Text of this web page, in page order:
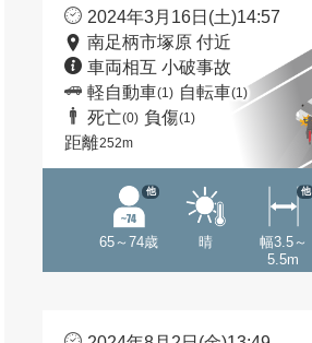
2024年3月16日(土)14:57
南足柄市塚原 付近
車両相互 小破事故
軽自動車(1) 自転車(1)
死亡(0) 負傷(1)
距離252m
65～74歳
他
晴
幅3.5～
5.5m
他